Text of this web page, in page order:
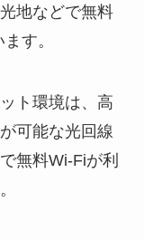
地などで無料
す。
ト環境は、高
可能な光回線
無料Wi-Fiが利